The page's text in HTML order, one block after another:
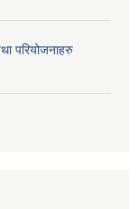
परियोजनाहरु